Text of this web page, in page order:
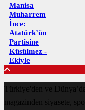
Manisa
Muharrem
İnce:
Atatürk’ün
Partisine
Küsülmez -
Ekiyle
Türkiye'den ve
magazinden siyasete,